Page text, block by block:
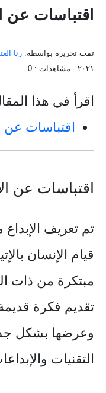
اقتباسات عن
تمت تحريره بواسطة: رنا
٢٠٢١ - مشاهدات : 0
اقرأ في هذا
اقتباسات عن
اقتباسات عن
تم تعريف
قيام الإنسان
مبتكرة من ذات
تقديم فكرة
وعرضها بشكل
التقنيات